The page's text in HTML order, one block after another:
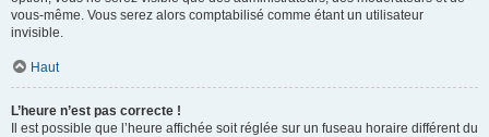
vous-même. Vous serez alors comptabilisé comme étant un utilisateur
invisible.
Haut
L’heure n’est pas correcte !
Il est possible que l’heure affichée soit réglée sur un fuseau horaire différent du